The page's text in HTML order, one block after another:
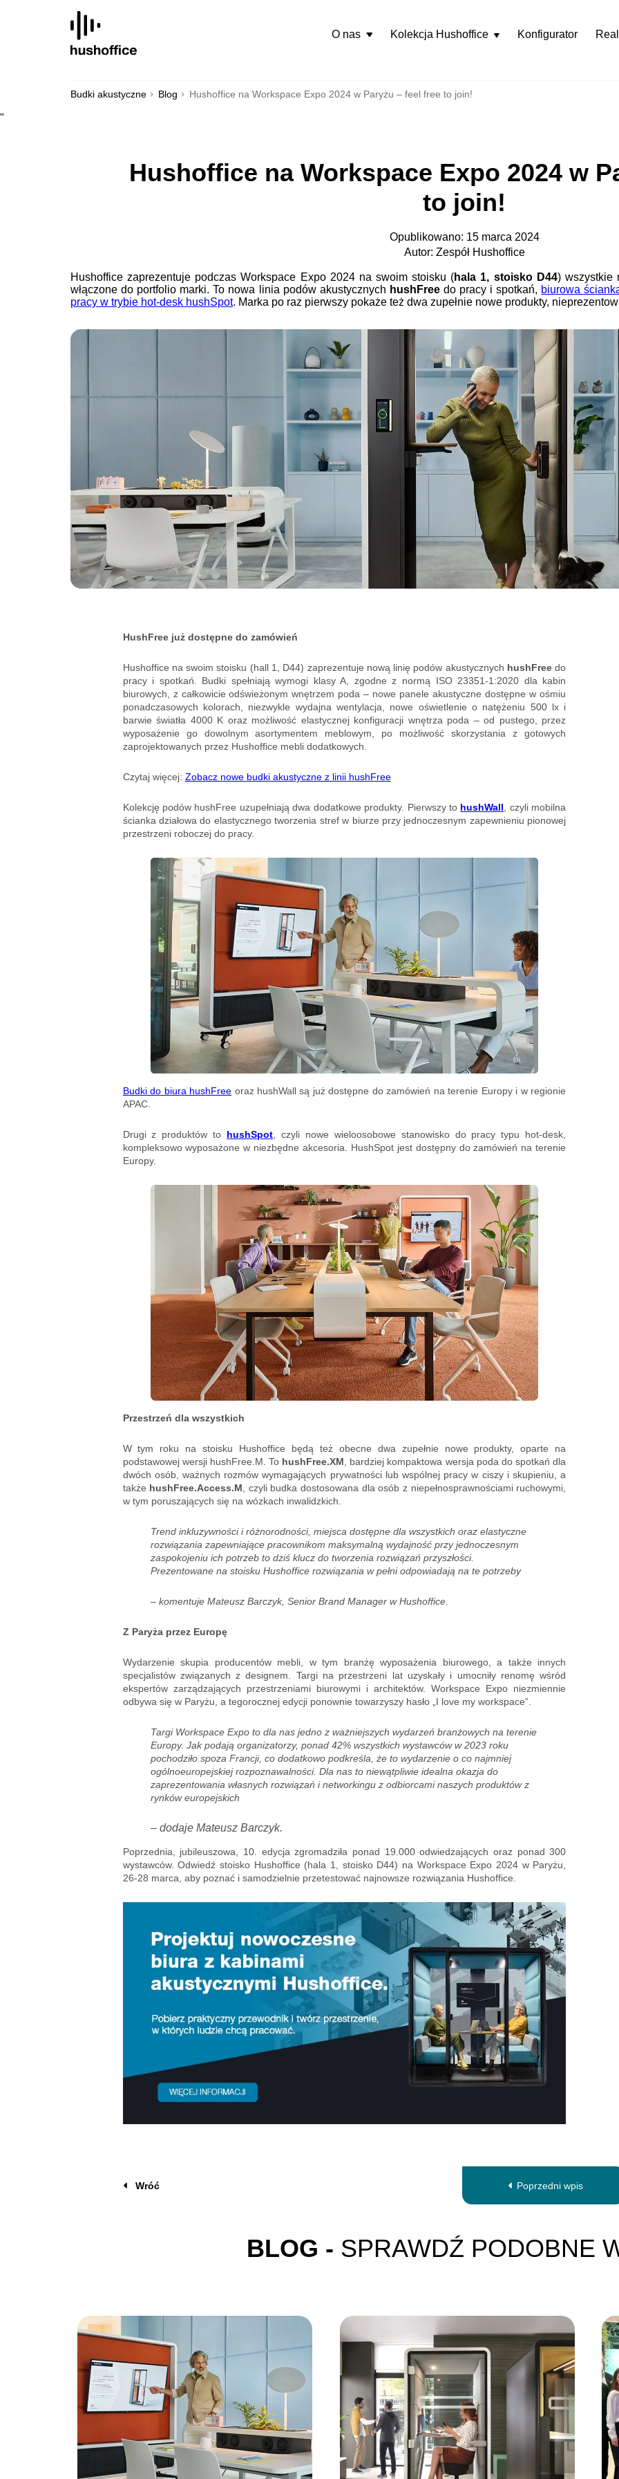
O nas Kolekcja HushofficeRozwiń
Konfigurator
Budki akustyczne Blog Hushoffice na Workspace Expo 2024 w Paryżu – feel free to join!
"
Hushoffice na Workspace Expo 2024 w
to join!
Opublikowano: 15 marca 2024
Autor: Zespół Hushoffice
Hushoffice zaprezentuje podczas Workspace Expo 2024 na swoim stoisku (hala 1, stoisko D44) wszystkie
włączone do portfolio marki. To nowa linia podów akustycznych hushFreedo pracy i spotkań, biurowa
pracy w trybie hot-desk hushSpot. Marka po raz pierwszy pokaże też dwa zupełnie nowe produkty,
HushFree już dostępne do zamówień
Hushoffice na swoim stoisku (hall 1, D44) zaprezentuje nową linię podów akustycznych hushFreedo
pracy i spotkań. Budki spełniają wymogi klasy A, zgodne z normą ISO 23351-1:2020 dla kabin
biurowych, z całkowicie odświeżonym wnętrzem poda – nowe panele akustyczne dostępne w ośmiu
ponadczasowych kolorach, niezwykle wydajna wentylacja, nowe oświetlenie o natężeniu 500 lx i
barwie światła 4000 K oraz możliwość elastycznej konfiguracji wnętrza poda – od pustego, przez
wyposażenie go dowolnym asortymentem meblowym, po możliwość skorzystania z gotowych
zaprojektowanych przez Hushoffice mebli dodatkowych.
Czytaj więcej: Zobacz nowe budki akustyczne z linii hushFree
Kolekcję podów hushFree uzupełniają dwa dodatkowe produkty. Pierwszy to hushWall, czyli mobilna
ścianka działowa do elastycznego tworzenia stref w biurze przy jednoczesnym zapewnieniu pionowej
przestrzeni roboczej do pracy.
Budki do biura hushFree oraz hushWall są już dostępne do zamówień na terenie Europy i w regionie
APAC.
Drugi z produktów to hushSpot, czyli nowe wieloosobowe stanowisko do pracy typu hot-desk,
kompleksowo wyposażone w niezbędne akcesoria. HushSpot jest dostępny do zamówień na terenie
Europy.
Przestrzeń dla wszystkich
W tym roku na stoisku Hushoffice będą też obecne dwa zupełnie nowe produkty, oparte na
podstawowej wersji hushFree.M. To hushFree.XM, bardziej kompaktowa wersja poda do spotkań dla
dwóch osób, ważnych rozmów wymagających prywatności lub wspólnej pracy w ciszy i skupieniu, a
także hushFree.Access.M, czyli budka dostosowana dla osób z niepełnosprawnościami ruchowymi,
w tym poruszających się na wózkach inwalidzkich.
Trend inkluzywności i różnorodności, miejsca dostępne dla wszystkich oraz elastyczne
rozwiązania zapewniające pracownikom maksymalną wydajność przy jednoczesnym
zaspokojeniu ich potrzeb to dziś klucz do tworzenia rozwiązań przyszłości.
Prezentowane na stoisku Hushoffice rozwiązania w pełni odpowiadają na te potrzeby
– komentuje Mateusz Barczyk, Senior Brand Manager w Hushoffice.
Z Paryża przez Europę
Wydarzenie skupia producentów mebli, w tym branżę wyposażenia biurowego, a także innych
specjalistów związanych z designem. Targi na przestrzeni lat uzyskały i umocniły renomę wśród
ekspertów zarządzających przestrzeniami biurowymi i architektów. Workspace Expo niezmiennie
odbywa się w Paryżu, a tegorocznej edycji ponownie towarzyszy hasło „I love my workspace”.
Targi Workspace Expo to dla nas jedno z ważniejszych wydarzeń branżowych na terenie
Europy. Jak podają organizatorzy, ponad 42% wszystkich wystawców w 2023 roku
pochodziło spoza Francji, co dodatkowo podkreśla, że to wydarzenie o co najmniej
ogólnoeuropejskiej rozpoznawalności. Dla nas to niewątpliwie idealna okazja do
zaprezentowania własnych rozwiązań i networkingu z odbiorcami naszych produktów z
rynków europejskich
– dodaje Mateusz Barczyk.
Poprzednia, jubileuszowa, 10. edycja zgromadziła ponad 19.000 odwiedzających oraz ponad 300
wystawców. Odwiedź stoisko Hushoffice (hala 1, stoisko D44) na Workspace Expo 2024 w Paryżu,
26-28 marca, aby poznać i samodzielnie przetestować najnowsze rozwiązania Hushoffice.
Wróć Poprzedni wpis
BLOG - SPRAWDŹ PODOBNE